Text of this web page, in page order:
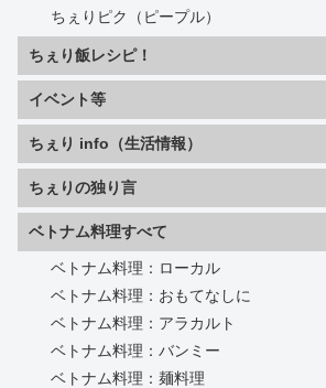
ちぇりピク（ピープル）
ちぇり飯レシピ！
イベント等
ちぇり info（生活情報）
ちぇりの独り言
ベトナム料理すべて
ベトナム料理：ローカル
ベトナム料理：おもてなしに
ベトナム料理：アラカルト
ベトナム料理：バンミー
ベトナム料理：麺料理